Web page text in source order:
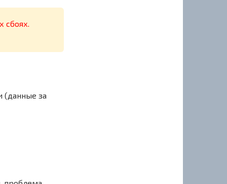
сбоях.
(данные за